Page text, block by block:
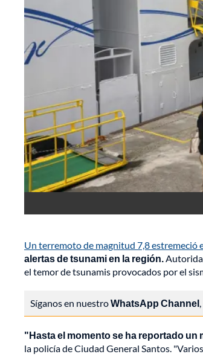
Un terremoto de magnitud 7,8 estremeció
alertas de tsunami en la región.
el temor de tsunamis provocados por el
Síganos en nuestroWhatsApp Channel
"Hasta el momento se ha reportado
la policía de Ciudad General Santos.